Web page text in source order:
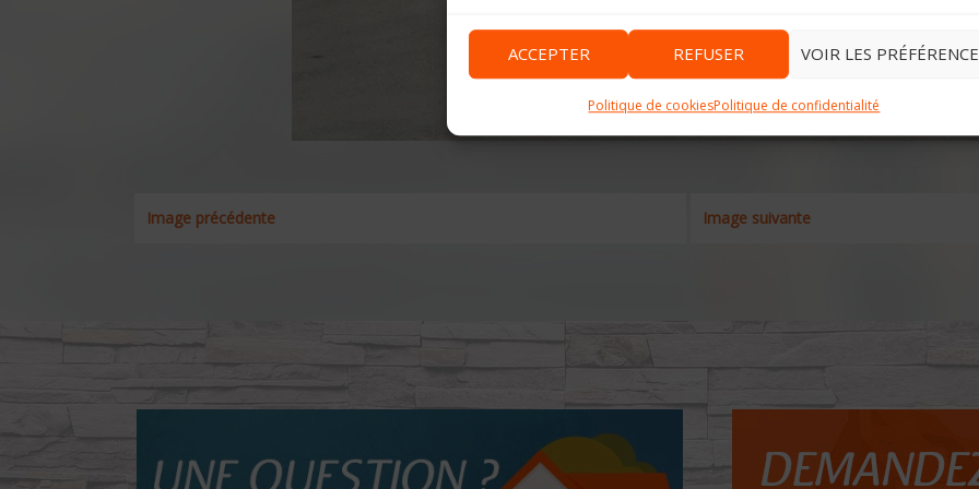
ACCEPTER REFUSER VOIR LES
Politique de cookiesPolitique de confidentialité
Image précédente Image suivante